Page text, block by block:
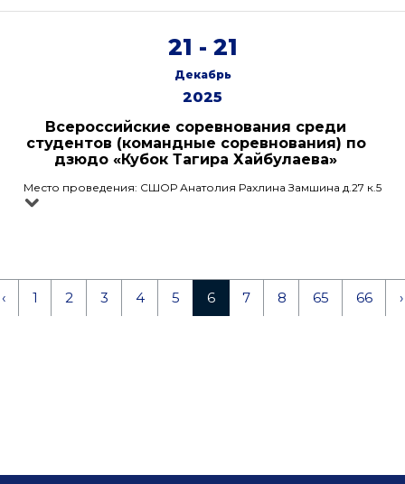
21 - 21
Декабрь
2025
Всероссийские соревнования среди
студентов (командные соревнования) по
дзюдо «Кубок Тагира Хайбулаева»
Место проведения: СШОР Анатолия Рахлина Замшина д.27 к.5
‹ 1 2 3 4 5 6 7 8 65 66 ›